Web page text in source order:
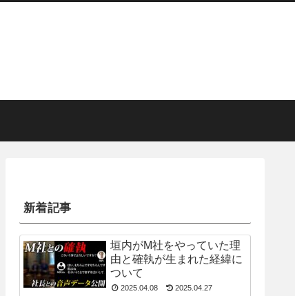
新着記事
垣内がM社をやっていた理
由と確執が生まれた経緯に
ついて
2025.04.08 2025.04.27